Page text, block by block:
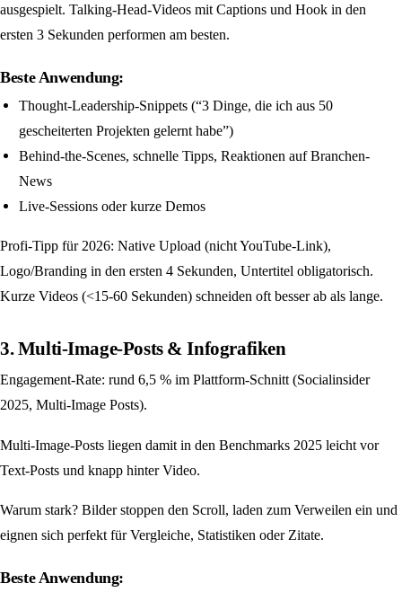
ausgespielt. Talking-Head-Videos mit Captions und Hook in den
ersten 3 Sekunden performen am besten.
Beste Anwendung:
Thought-Leadership-Snippets (“3 Dinge, die ich aus 50
gescheiterten Projekten gelernt habe”)
Behind-the-Scenes, schnelle Tipps, Reaktionen auf Branchen-
News
Live-Sessions oder kurze Demos
Profi-Tipp für 2026: Native Upload (nicht YouTube-Link),
Logo/Branding in den ersten 4 Sekunden, Untertitel obligatorisch.
Kurze Videos (<15-60 Sekunden) schneiden oft besser ab als lange.
3. Multi-Image-Posts & Infografiken
Engagement-Rate: rund 6,5 % im Plattform-Schnitt (Socialinsider
2025, Multi-Image Posts).
Multi-Image-Posts liegen damit in den Benchmarks 2025 leicht vor
Text-Posts und knapp hinter Video.
Warum stark? Bilder stoppen den Scroll, laden zum Verweilen ein und
eignen sich perfekt für Vergleiche, Statistiken oder Zitate.
Beste Anwendung: